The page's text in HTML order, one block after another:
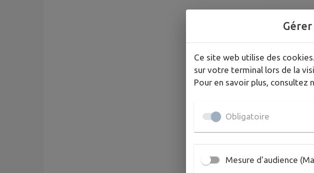
Nous allons,
Gérer
Ce site web utilise des
sur votre terminal lors de la
Pour en savoir plus, consultez
Obligatoire
Mesure d'audience